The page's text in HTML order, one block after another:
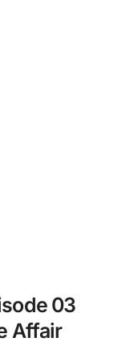
03
Affair